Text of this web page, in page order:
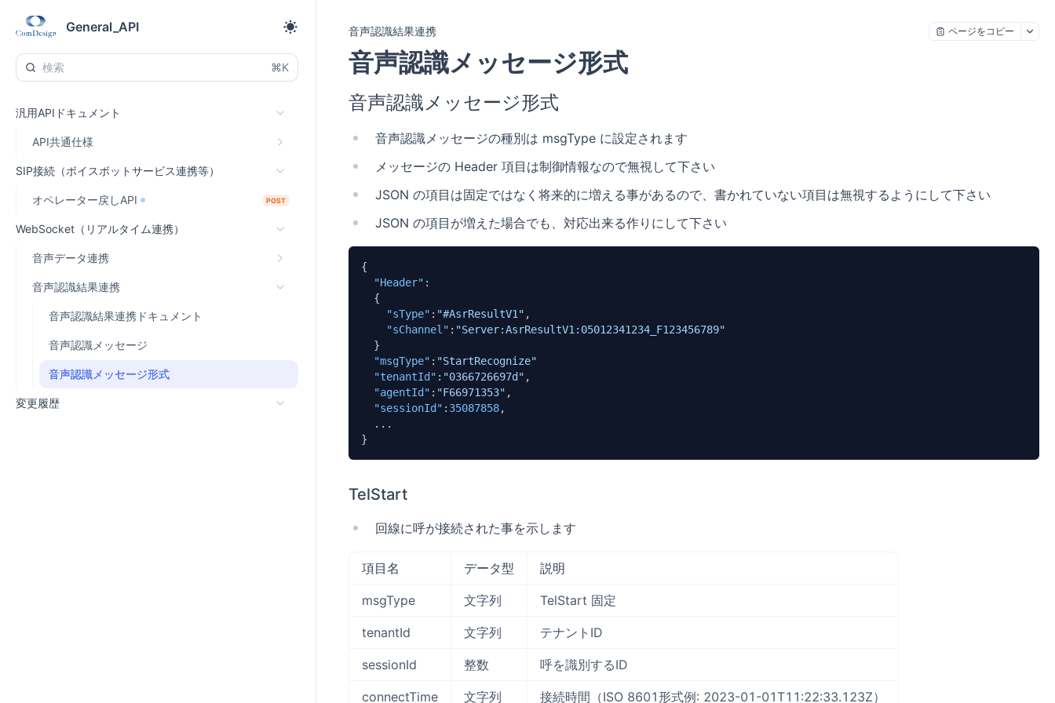
General_API
⌘K
汎用APIドキュメント
API共通仕様
SIP接続（ボイスボットサービス連携等）
オペレーター戻しAPI POST
WebSocket（リアルタイム連携）
音声データ連携
音声認識結果連携
音声認識結果連携ドキュメント
音声認識メッセージ
音声認識メッセージ形式
変更履歴
音声認識結果連携 ページをコピー
音声認識メッセージ形式
音声認識メッセージ形式
音声認識メッセージの種別は msgType に設定されます
メッセージの Header 項目は制御情報なので無視して下さい
JSON の項目は固定ではなく将来的に増える事があるので、書かれていない項目は無視するようにして下さい
JSON の項目が増えた場合でも、対応出来る作りにして下さい
{
"Header" :
{
"sType" : "#AsrResultV1" ,
"sChannel" : "Server:AsrResultV1:05012341234_F123456789"
}
"msgType" : "StartRecognize"
"tenantId" : "0366726697d" ,
"agentId" : "F66971353" ,
"sessionId" : 35087858,
}
TelStart
回線に呼が接続された事を示します
項目名 データ型 説明
msgType 文字列 TelStart 固定
tenantId 文字列 テナントID
sessionId 整数 呼を識別するID
connectTime 文字列 接続時間（ISO 8601形式例: 2023-01-01T11:22:33.123Z）